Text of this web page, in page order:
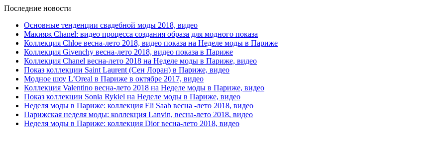
Последние новости
Основные тенденции свадебной моды 2018, видео
Макияж Chanel: видео процесса создания образа для модного показа
Коллекция Chloe весна-лето 2018, видео показа на Неделе моды в Париже
Коллекция Givenchy весна-лето 2018, видео показа в Париже
Коллекция Chanel весна-лето 2018 на Неделе моды в Париже, видео
Показ коллекции Saint Laurent (Сен Лоран) в Париже, видео
Модное шоу L’Oreal в Париже в октябре 2017, видео
Коллекция Valentino весна-лето 2018 на Неделе моды в Париже, видео
Показ коллекции Sonia Rykiel на Неделе моды в Париже, видео
Неделя моды в Париже: коллекция Eli Saab весна -лето 2018, видео
Парижская неделя моды: коллекция Lanvin, весна-лето 2018, видео
Неделя моды в Париже: коллекция Dior весна-лето 2018, видео